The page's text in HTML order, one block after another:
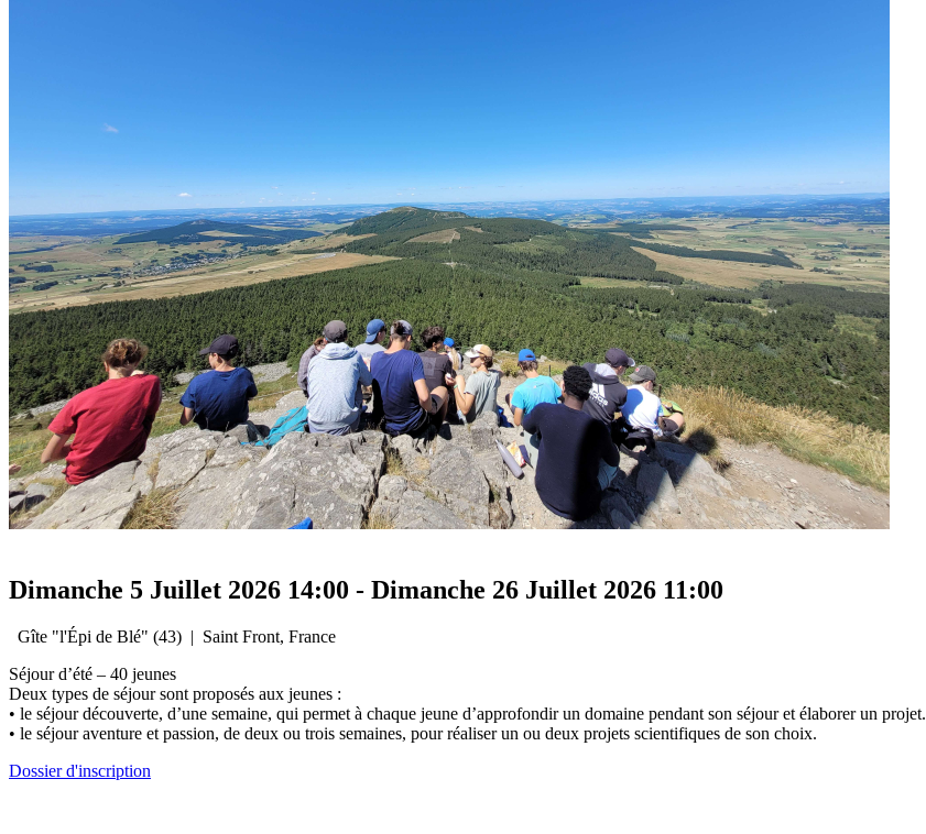
Dimanche 5 Juillet 2026 14:00 - Dimanche 26 Juillet 2026 11:00
Gîte "l'Épi de Blé" (43) | Saint Front, France
Séjour d’été – 40 jeunes
Deux types de séjour sont proposés aux jeunes :
• le séjour découverte, d’une semaine, qui permet à chaque jeune d’approfondir un domaine pendant son séjour et élaborer un projet.
• le séjour aventure et passion, de deux ou trois semaines, pour réaliser un ou deux projets scientifiques de son choix.
Dossier d'inscription